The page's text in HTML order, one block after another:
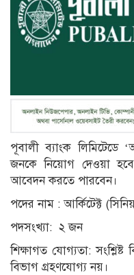
পূবালী ব্যাংক লিমিটেডে
জনকে নিয়োগ দেওয়া
আবেদন করতে পারবেন।
পদের নাম : আর্কিটেক্ট
পদসংখ্যা: ২ জন
শিক্ষাগত যোগ্যতা:
বিভাগ গ্রহণযোগ্য নয়।